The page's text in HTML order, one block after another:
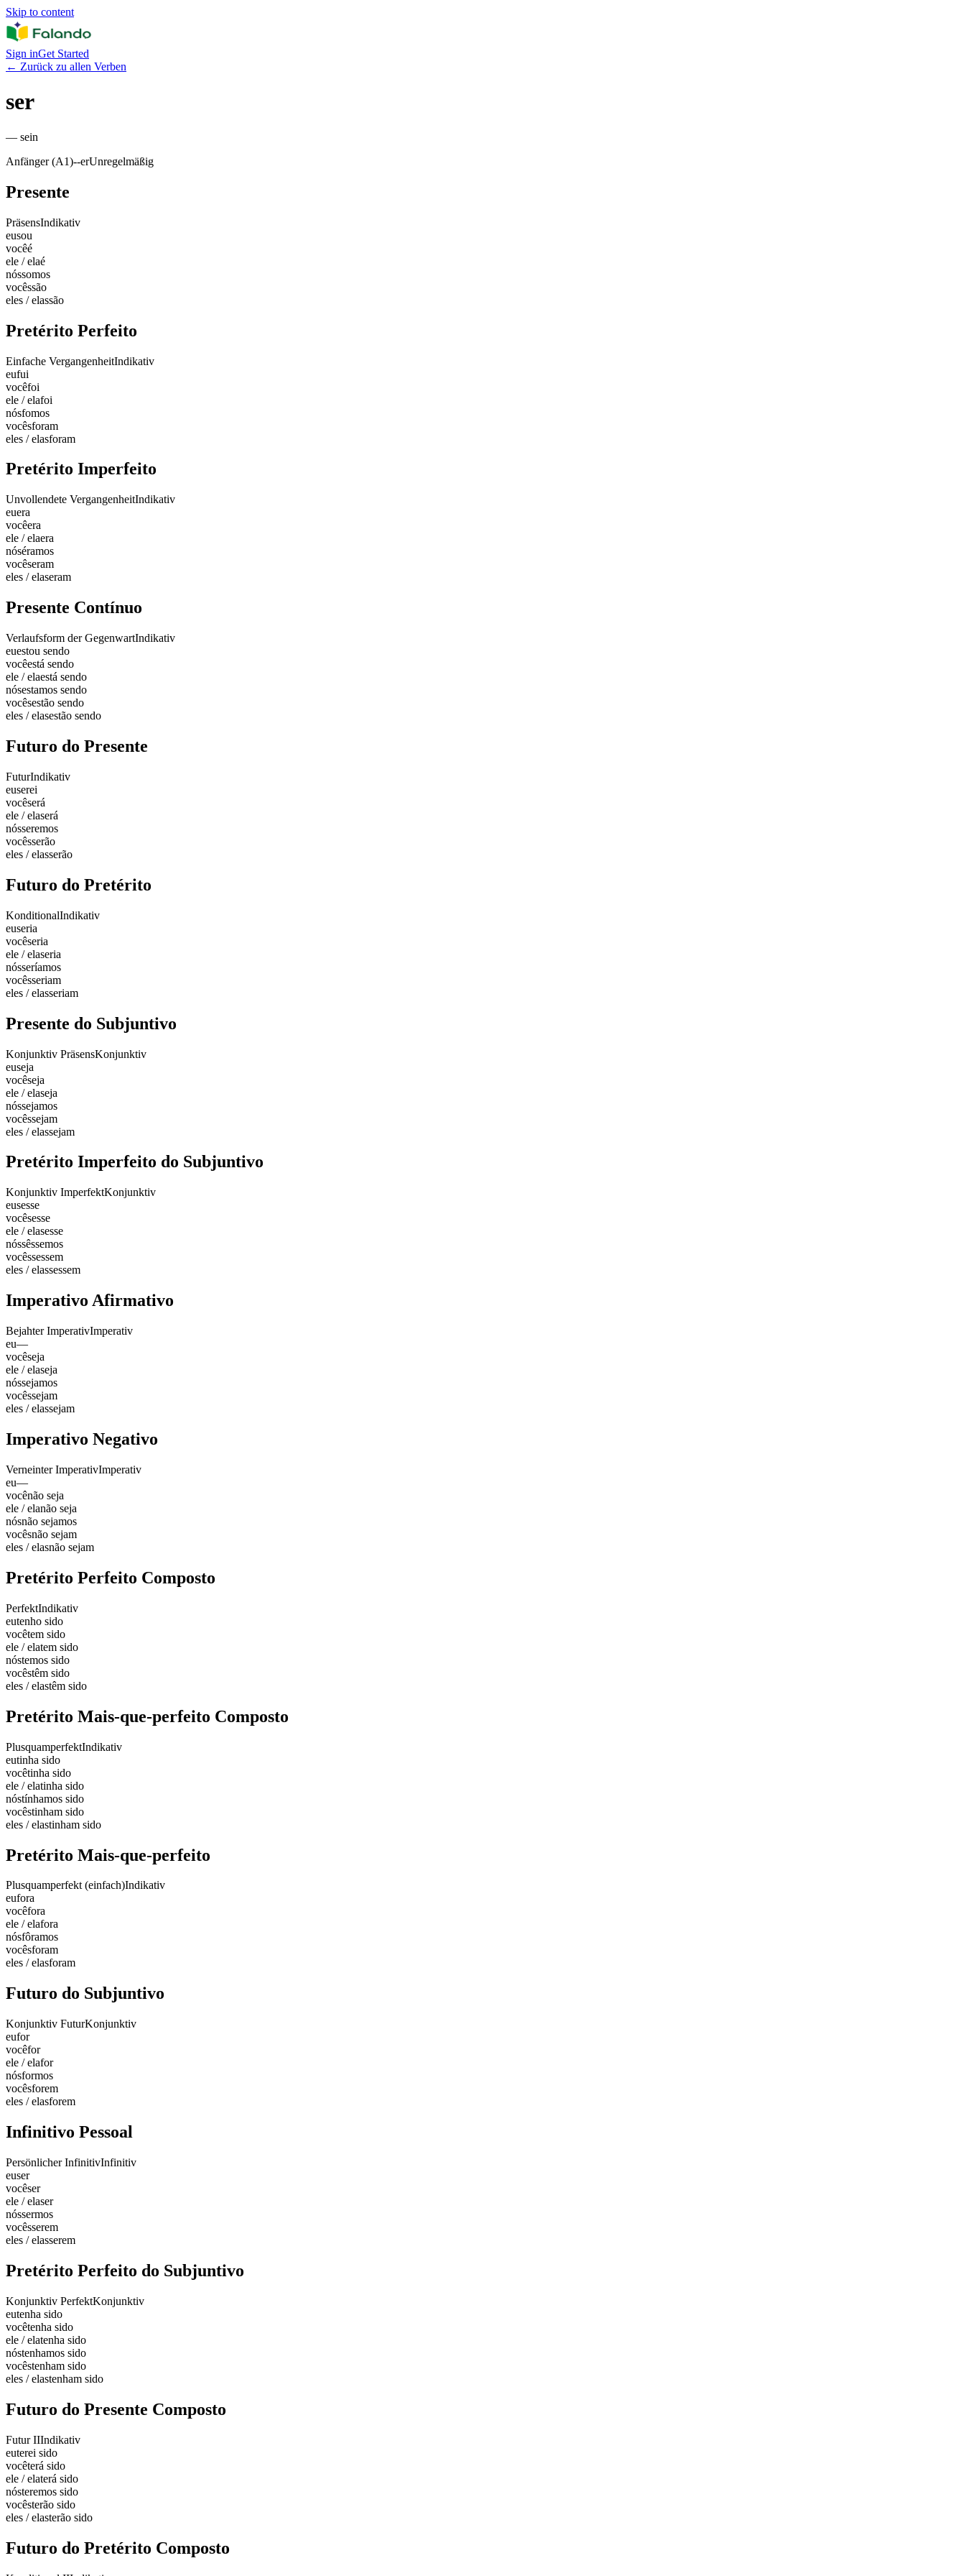
Skip to content
Sign inGet Started
← Zurück zu allen Verben
ser
— sein
Anfänger (A1)--erUnregelmäßig
Presente
PräsensIndikativ
eusou
vocêé
ele / elaé
nóssomos
vocêssão
eles / elassão
Pretérito Perfeito
Einfache VergangenheitIndikativ
eufui
vocêfoi
ele / elafoi
nósfomos
vocêsforam
eles / elasforam
Pretérito Imperfeito
Unvollendete VergangenheitIndikativ
euera
vocêera
ele / elaera
nóséramos
vocêseram
eles / elaseram
Presente Contínuo
Verlaufsform der GegenwartIndikativ
euestou sendo
vocêestá sendo
ele / elaestá sendo
nósestamos sendo
vocêsestão sendo
eles / elasestão sendo
Futuro do Presente
FuturIndikativ
euserei
vocêserá
ele / elaserá
nósseremos
vocêsserão
eles / elasserão
Futuro do Pretérito
KonditionalIndikativ
euseria
vocêseria
ele / elaseria
nósseríamos
vocêsseriam
eles / elasseriam
Presente do Subjuntivo
Konjunktiv PräsensKonjunktiv
euseja
vocêseja
ele / elaseja
nóssejamos
vocêssejam
eles / elassejam
Pretérito Imperfeito do Subjuntivo
Konjunktiv ImperfektKonjunktiv
eusesse
vocêsesse
ele / elasesse
nóssêssemos
vocêssessem
eles / elassessem
Imperativo Afirmativo
Bejahter ImperativImperativ
eu—
vocêseja
ele / elaseja
nóssejamos
vocêssejam
eles / elassejam
Imperativo Negativo
Verneinter ImperativImperativ
eu—
vocênão seja
ele / elanão seja
nósnão sejamos
vocêsnão sejam
eles / elasnão sejam
Pretérito Perfeito Composto
PerfektIndikativ
eutenho sido
vocêtem sido
ele / elatem sido
nóstemos sido
vocêstêm sido
eles / elastêm sido
Pretérito Mais-que-perfeito Composto
PlusquamperfektIndikativ
eutinha sido
vocêtinha sido
ele / elatinha sido
nóstínhamos sido
vocêstinham sido
eles / elastinham sido
Pretérito Mais-que-perfeito
Plusquamperfekt (einfach)Indikativ
eufora
vocêfora
ele / elafora
nósfôramos
vocêsforam
eles / elasforam
Futuro do Subjuntivo
Konjunktiv FuturKonjunktiv
eufor
vocêfor
ele / elafor
nósformos
vocêsforem
eles / elasforem
Infinitivo Pessoal
Persönlicher InfinitivInfinitiv
euser
vocêser
ele / elaser
nóssermos
vocêsserem
eles / elasserem
Pretérito Perfeito do Subjuntivo
Konjunktiv PerfektKonjunktiv
eutenha sido
vocêtenha sido
ele / elatenha sido
nóstenhamos sido
vocêstenham sido
eles / elastenham sido
Futuro do Presente Composto
Futur IIIndikativ
euterei sido
vocêterá sido
ele / elaterá sido
nósteremos sido
vocêsterão sido
eles / elasterão sido
Futuro do Pretérito Composto